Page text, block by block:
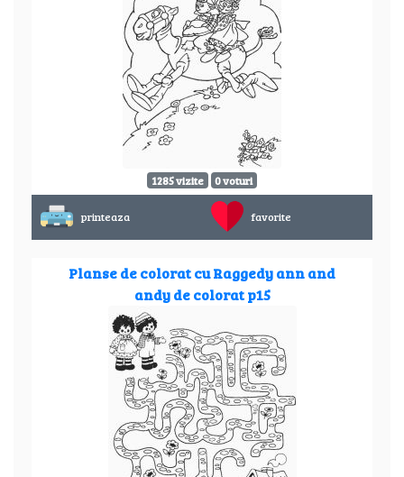
1285 vizite 0 voturi
printeaza favorite
Planse de colorat cu Raggedy ann and
andy de colorat p15